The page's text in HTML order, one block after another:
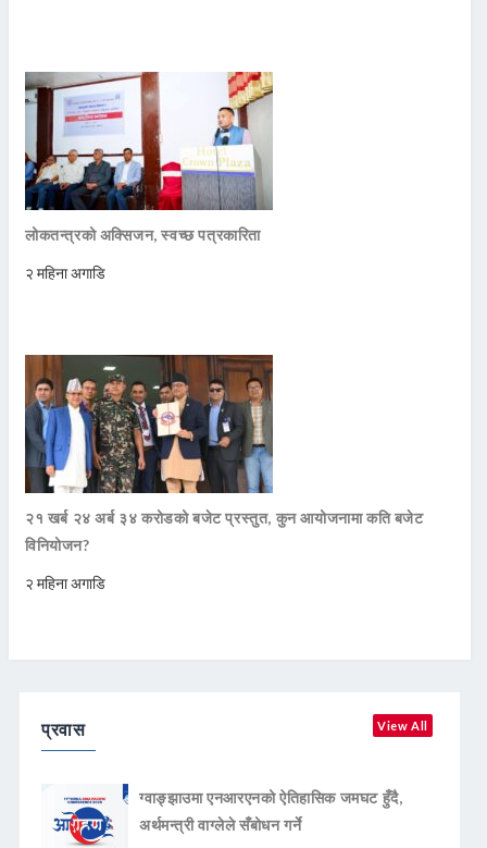
लोकतन्त्रको अक्सिजन, स्वच्छ पत्रकारिता
२ महिना अगाडि
२१ खर्ब २४ अर्ब ३४ करोडको बजेट प्रस्तुत, कुन आयोजनामा कति बजेट
विनियोजन?
२ महिना अगाडि
प्रवास View All
ग्वाङ्झाउमा एनआरएनको ऐतिहासिक जमघट हुँदै,
अर्थमन्त्री वाग्लेले सँबोधन गर्ने